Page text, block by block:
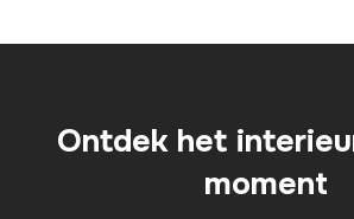
Ontdek het
moment